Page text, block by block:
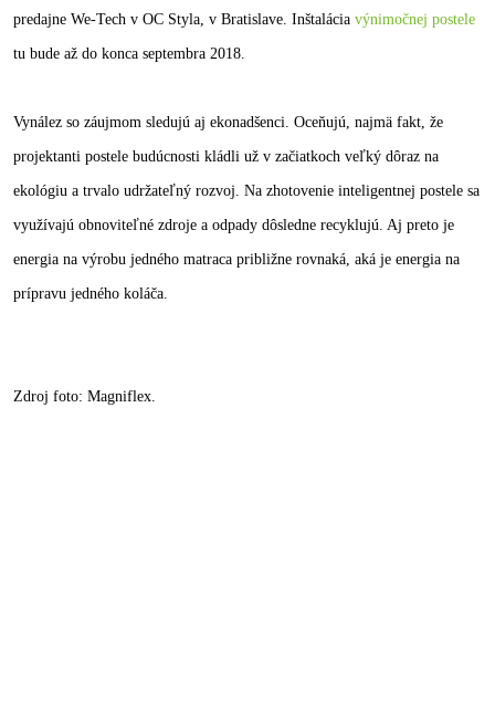
predajne We-Tech v OC Styla, v Bratislave. Inštalácia výnimočnej postele
tu bude až do konca septembra 2018.
Vynález so záujmom sledujú aj ekonadšenci. Oceňujú, najmä fakt, že
projektanti postele budúcnosti kládli už v začiatkoch veľký dôraz na
ekológiu a trvalo udržateľný rozvoj. Na zhotovenie inteligentnej postele sa
využívajú obnoviteľné zdroje a odpady dôsledne recyklujú. Aj preto je
energia na výrobu jedného matraca približne rovnaká, aká je energia na
prípravu jedného koláča.
Zdroj foto: Magniflex.